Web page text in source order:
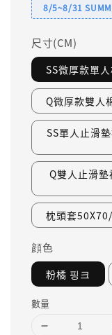
8/5~8/31
尺寸(CM)
SS微厚款單
Q微厚款雙人
SS單人止滑
Q雙人止滑
枕頭套
顔色
粉橘 핑크
數量